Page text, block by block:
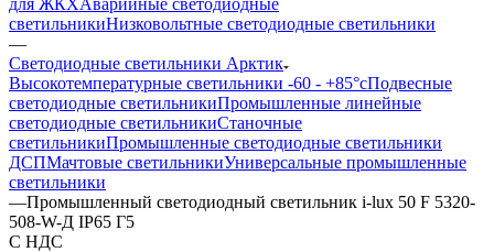
светильникиНизковольтные светодиодные светильники
—
Светодиодные светильники Арктик
Высокотемпературные светильники -60 - +85°сПодвесные
светодиодные светильникиПромышленные линейные
светодиодные светильникиСтаночные
светильникиПромышленные светодиодные светильники
ДСПМачтовые светильникиУниверсальные промышленные
светильники
—Промышленный светодиодный светильник i-lux 50 F 5320-
508-W-Д IP65 Г5
С НДС